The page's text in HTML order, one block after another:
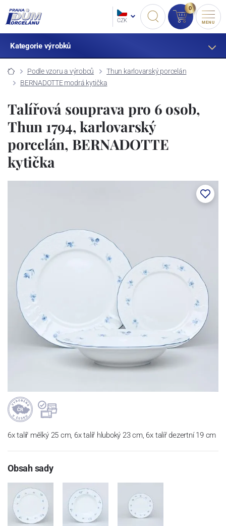
CZK
0
MENU
Kategorie výrobků
Podle vzoru a výrobců
Thun karlovarský porcelán
BERNADOTTE modrá kytička
Talířová souprava pro 6 osob,
Thun 1794, karlovarský
porcelán, BERNADOTTE
kytička
6x talíř mělký 25 cm, 6x talíř hluboký 23 cm, 6x talíř dezertní 19 cm
Obsah sady